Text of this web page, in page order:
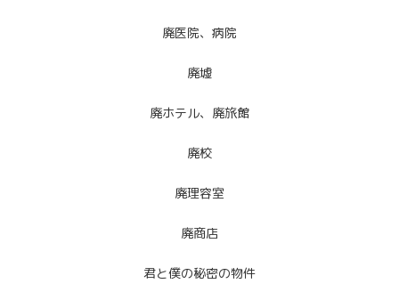
廃医院、病院
廃墟
廃ホテル、廃旅館
廃校
廃理容室
廃商店
君と僕の秘密の物件